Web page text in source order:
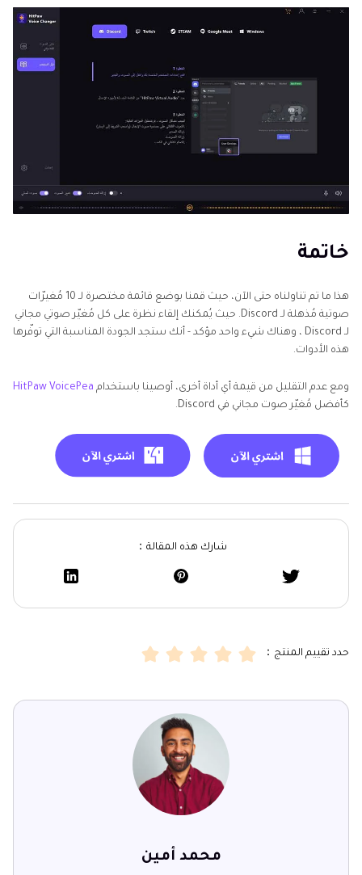
خاتمة
هذا ما تم تناولناه حتى الآن، حيث قمنا بوضع قائمة مختصرة لـ 10 مُغيرّات
صوتية مُذهلة لـ Discord. حيث يُمكنك إلقاء نظرة على كل مُغيّر صوتي مجاني
لـ Discord ، وهناك شيء واحد مؤكد - أنك ستجد الجودة المناسبة التي توفّرها
هذه الأدوات.
ومع عدم التقليل من قيمة أي أداة أخرى، أوصينا باستخدام HitPaw VoicePea
كأفضل مُغيّر صوت مجاني في Discord.
شارك هذه المقالة：
حدد تقييم المنتج：
محمد أمين